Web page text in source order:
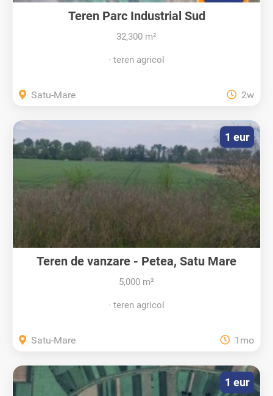
Teren Parc Industrial Sud
32,300 m²
teren agricol
Satu-Mare 2w
Teren de vanzare - Petea, Satu Mare
5,000 m²
teren agricol
1 eur
Satu-Mare 1mo
1 eur